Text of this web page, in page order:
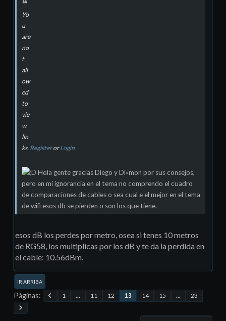
Yo
u
are
no
t
all
ow
ed
to
vie
w
lin
ks. RegisterorLogin
Hola gente gracias Diego y Dí«mon por sus consejos,
pero en mi ignorancia en el tema no comprendo el cuadro
de comparaciones de cables o sea cual e el mejor en el tema
de wifi esos db se pierden o son los que tiene.
esos dB los perdes por metro, osea si tenes 10 metros
de RG58, los multiplicas por los dB y te da la perdida en
el cable: 10.56dBm.
IR ARRIBA
Páginas 1 ... 11 12 13 14 15 ... 23